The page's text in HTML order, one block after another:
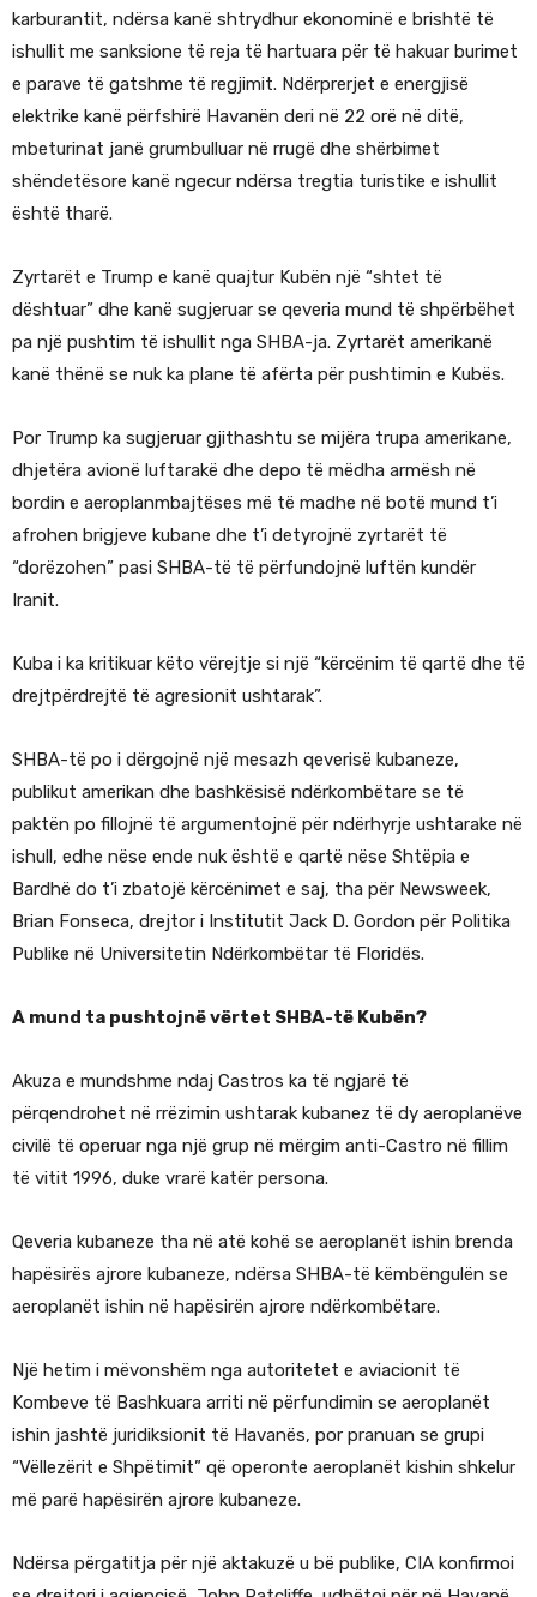
karburantit, ndërsa kanë shtrydhur ekonominë e brishtë të
ishullit me sanksione të reja të hartuara për të hakuar burimet
e parave të gatshme të regjimit. Ndërprerjet e energjisë
elektrike kanë përfshirë Havanën deri në 22 orë në ditë,
mbeturinat janë grumbulluar në rrugë dhe shërbimet
shëndetësore kanë ngecur ndërsa tregtia turistike e ishullit
është tharë.
Zyrtarët e Trump e kanë quajtur Kubën një “shtet të
dështuar” dhe kanë sugjeruar se qeveria mund të shpërbëhet
pa një pushtim të ishullit nga SHBA-ja. Zyrtarët amerikanë
kanë thënë se nuk ka plane të afërta për pushtimin e Kubës.
Por Trump ka sugjeruar gjithashtu se mijëra trupa amerikane,
dhjetëra avionë luftarakë dhe depo të mëdha armësh në
bordin e aeroplanmbajtëses më të madhe në botë mund t’i
afrohen brigjeve kubane dhe t’i detyrojnë zyrtarët të
“dorëzohen” pasi SHBA-të të përfundojnë luftën kundër
Iranit.
Kuba i ka kritikuar këto vërejtje si një “kërcënim të qartë dhe të
drejtpërdrejtë të agresionit ushtarak”.
SHBA-të po i dërgojnë një mesazh qeverisë kubaneze,
publikut amerikan dhe bashkësisë ndërkombëtare se të
paktën po fillojnë të argumentojnë për ndërhyrje ushtarake në
ishull, edhe nëse ende nuk është e qartë nëse Shtëpia e
Bardhë do t’i zbatojë kërcënimet e saj, tha për Newsweek,
Brian Fonseca, drejtor i Institutit Jack D. Gordon për Politika
Publike në Universitetin Ndërkombëtar të Floridës.
A mund ta pushtojnë vërtet SHBA-të Kubën?
Akuza e mundshme ndaj Castros ka të ngjarë të
përqendrohet në rrëzimin ushtarak kubanez të dy aeroplanëve
civilë të operuar nga një grup në mërgim anti-Castro në fillim
të vitit 1996, duke vrarë katër persona.
Qeveria kubaneze tha në atë kohë se aeroplanët ishin brenda
hapësirës ajrore kubaneze, ndërsa SHBA-të këmbëngulën se
aeroplanët ishin në hapësirën ajrore ndërkombëtare.
Një hetim i mëvonshëm nga autoritetet e aviacionit të
Kombeve të Bashkuara arriti në përfundimin se aeroplanët
ishin jashtë juridiksionit të Havanës, por pranuan se grupi
“Vëllezërit e Shpëtimit” që operonte aeroplanët kishin shkelur
më parë hapësirën ajrore kubaneze.
Ndërsa përgatitja për një aktakuzë u bë publike, CIA konfirmoi